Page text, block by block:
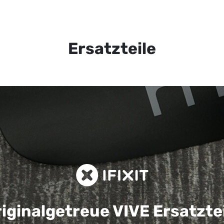
Ersatzteile
VIVE